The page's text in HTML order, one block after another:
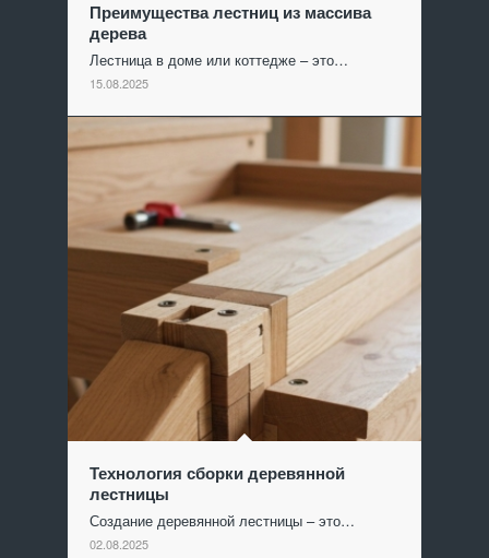
Преимущества лестниц из массива
дерева
Лестница в доме или коттедже – это…
15.08.2025
Технология сборки деревянной
лестницы
Создание деревянной лестницы – это…
02.08.2025